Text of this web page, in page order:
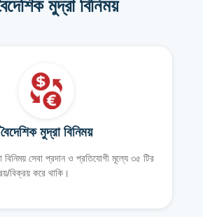
মুদ্রা বিনিময়
বৈদেশিক মুদ্রা বিনিময়
বিনিময় সেবা প্রদান ও প্রতিযোগী মূল্যে ৩৫ টির
বিক্রয় করে থাকি।